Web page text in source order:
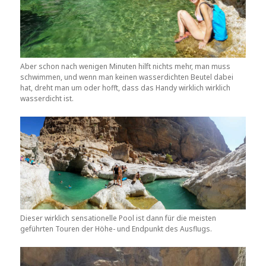
Aber schon nach wenigen Minuten hilft nichts mehr, man muss
schwimmen, und wenn man keinen wasserdichten Beutel dabei
hat, dreht man um oder hofft, dass das Handy wirklich wirklich
wasserdicht ist.
Dieser wirklich sensationelle Pool ist dann für die meisten
geführten Touren der Höhe- und Endpunkt des Ausflugs.